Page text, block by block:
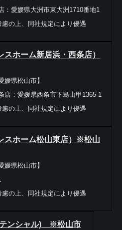
：愛媛県大洲市東大洲1710番地1
の上、同社規定により優遇
スホーム新居浜・西条店）
媛県松山市】
店：愛媛県西条市下島山甲1365-1
の上、同社規定により優遇
スホーム松山東店）※松山
媛県松山市】
の上、同社規定により優遇
ンシャル) ※松山市